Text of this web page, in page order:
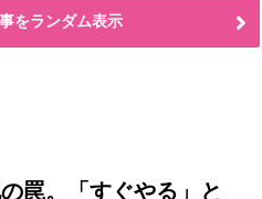
をランダム表示
罠。「すぐやる」と